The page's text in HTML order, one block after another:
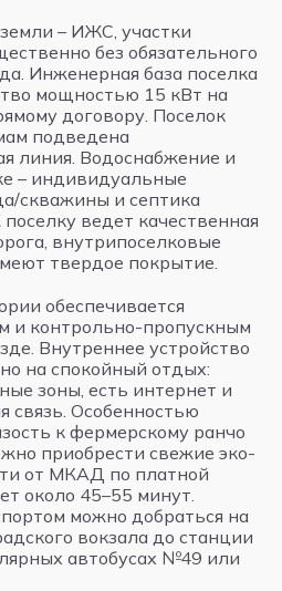
– ИЖС, участки
без обязательного
Инженерная база поселка
мощностью 15 кВт на
договору. Поселок
подведена
линия. Водоснабжение и
– индивидуальные
скважины и септика
ведет качественная
внутрипоселковые
твердое покрытие.
обеспечивается
и контрольно-пропускным
Внутреннее устройство
на спокойный отдых:
зоны, есть интернет и
связь. Особенностью
к фермерскому ранчо
приобрести свежие эко-
от МКАД по платной
около 45–55 минут.
можно добраться на
вокзала до станции
автобусах №49 или